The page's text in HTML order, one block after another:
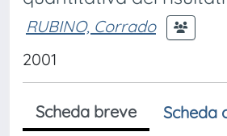
RUBINO, Corrado
2001
Scheda breve
Scheda